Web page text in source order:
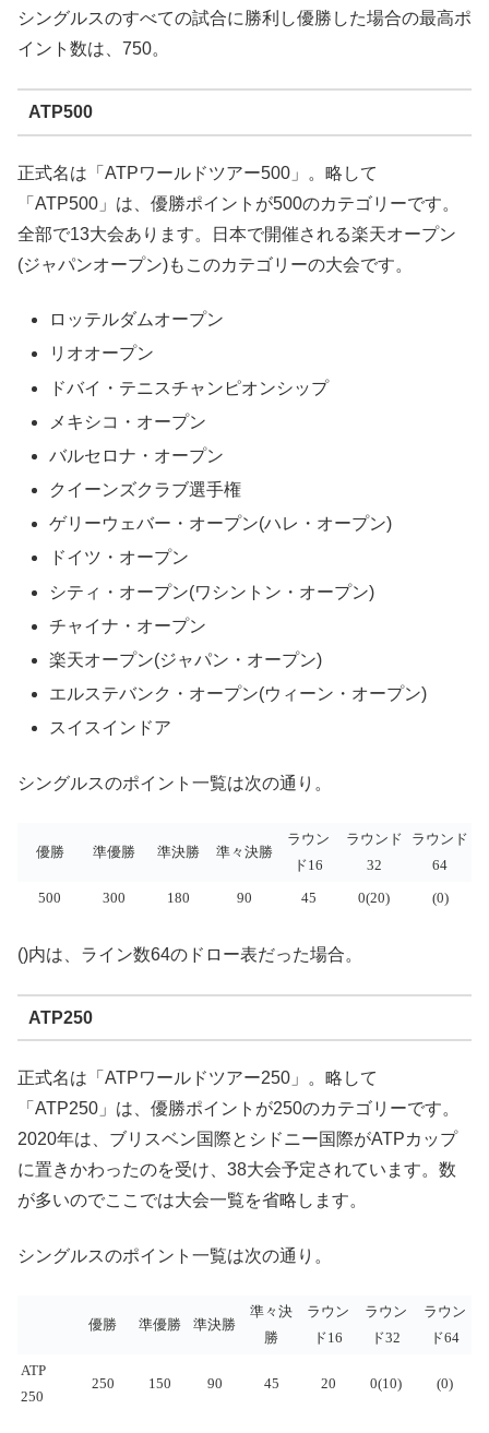
シングルスのすべての試合に勝利し優勝した場合の最高ポ
イント数は、750。
ATP500
正式名は「ATPワールドツアー500」。略して
「ATP500」は、優勝ポイントが500のカテゴリーです。
全部で13大会あります。日本で開催される楽天オープン
(ジャパンオープン)もこのカテゴリーの大会です。
ロッテルダムオープン
リオオープン
ドバイ・テニスチャンピオンシップ
メキシコ・オープン
バルセロナ・オープン
クイーンズクラブ選手権
ゲリーウェバー・オープン(ハレ・オープン)
ドイツ・オープン
シティ・オープン(ワシントン・オープン)
チャイナ・オープン
楽天オープン(ジャパン・オープン)
エルステバンク・オープン(ウィーン・オープン)
スイスインドア
シングルスのポイント一覧は次の通り。
優勝 準優勝 準決勝 準々決勝
ラウン
ド16
ラウンド
32
ラウンド
64
500 300 180 90 45 0(20) (0)
()内は、ライン数64のドロー表だった場合。
ATP250
正式名は「ATPワールドツアー250」。略して
「ATP250」は、優勝ポイントが250のカテゴリーです。
2020年は、ブリスベン国際とシドニー国際がATPカップ
に置きかわったのを受け、38大会予定されています。数
が多いのでここでは大会一覧を省略します。
シングルスのポイント一覧は次の通り。
優勝 準優勝 準決勝
準々決
勝
ラウン
ド16
ラウン
ド32
ラウン
ド64
ATP
250
250 150 90 45 20 0(10) (0)